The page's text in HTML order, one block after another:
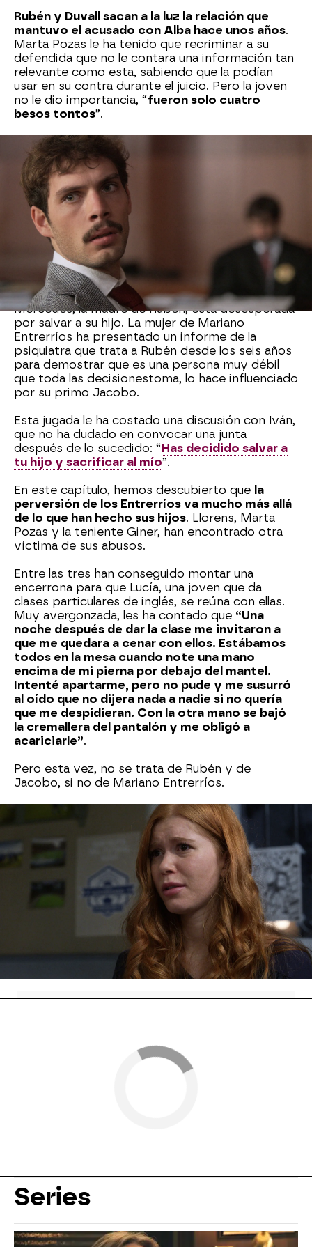
Rubén y Duvall sacan a la luz la relación que
mantuvo el acusado con Alba hace unos años.
Marta Pozas le ha tenido que recriminar a su
defendida que no le contara una información tan
relevante como esta, sabiendo que la podían
usar en su contra durante el juicio. Pero la joven
no le dio importancia, “fueron solo cuatro
besos tontos”.
Bego y Tirso han seguido todo el juicio desde el
bar de Toño.Después de que Alba le aclarara
que no siente nada por él
desde hace cuánto Bego sabía que esto era así.
Tirso llegó a pensar que esta vez era diferente,
pero su amiga le abre los ojos diciéndole que se
está engañando a él mismo. Bego se arma de
valor y se confiesa con Tirso: “
Es lo mismo que
me pasa a mí contigo”, y no puede evitar
emocionarse al decir estas palabras.
Mercedes, la madre de Rubén, está desesperada
por salvar a su hijo. La mujer de Mariano
Entrerríos ha presentado un informe de la
psiquiatra que trata a Rubén desde los seis años
para demostrar que es una persona muy débil
que toda las decisionestoma, lo hace influenciado
por su primo Jacobo.
Esta jugada le ha costado una discusión con Iván,
que no ha dudado en convocar una junta
después de lo sucedido: “Has decidido salvar a
tu hijo y sacrificar al mío”.
En este capítulo, hemos descubierto que la
perversión de los Entrerríos va mucho más allá
de lo que han hecho sus hijos. Llorens, Marta
Pozas y la teniente Giner, han encontrado otra
víctima de sus abusos.
Entre las tres han conseguido montar una
encerrona para que Lucía, una joven que da
clases particulares de inglés, se reúna con ellas.
Muy avergonzada, les ha contado que “Una
noche después de dar la clase me invitaron a
que me quedara a cenar con ellos. Estábamos
todos en la mesa cuando note una mano
encima de mi pierna por debajo del mantel.
Intenté apartarme, pero no pude y me susurró
al oído que no dijera nada a nadie si no quería
que me despidieran. Con la otra mano se bajó
la cremallera del pantalón y me obligó a
acariciarle”.
Pero esta vez, no se trata de Rubén y de
Jacobo, si no de Mariano Entrerríos.
¿Llevará Marta Pozas esta información ante la
Fiscalía? ¿Se atreverá Lucía a declarar? En el
próximo capítulo,
Alba declarará ante el juez y
tendrá que verse cara a cara con sus
agresores
Jason Fernández Jorge
» Alba » Noticias
Series